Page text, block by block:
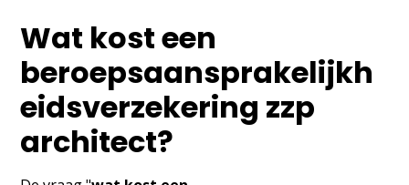
Wat kost een
beroepsaansprakelijkh
eidsverzekering zzp
architect?